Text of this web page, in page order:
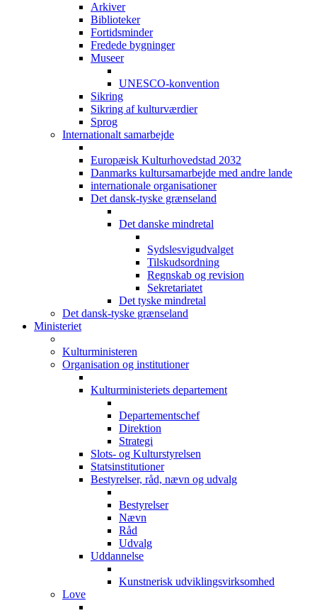
Arkiver
Biblioteker
Fortidsminder
Fredede bygninger
Museer
UNESCO-konvention
Sikring
Sikring af kulturværdier
Sprog
Internationalt samarbejde
Europæisk Kulturhovedstad 2032
Danmarks kultursamarbejde med andre lande
internationale organisationer
Det dansk-tyske grænseland
Det danske mindretal
Sydslesvigudvalget
Tilskudsordning
Regnskab og revision
Sekretariatet
Det tyske mindretal
Det dansk-tyske grænseland
Ministeriet
Kulturministeren
Organisation og institutioner
Kulturministeriets departement
Departementschef
Direktion
Strategi
Slots- og Kulturstyrelsen
Statsinstitutioner
Bestyrelser, råd, nævn og udvalg
Bestyrelser
Nævn
Råd
Udvalg
Uddannelse
Kunstnerisk udviklingsvirksomhed
Love